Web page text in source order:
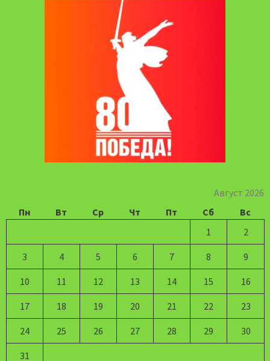
Август 2026
Пн
Вт Ср Чт Пт Сб
Вс
1
2
3 4 5 6 7 8 9
10 11 12 13 14 15 16
17 18 19 20 21 22 23
24 25 26 27 28 29 30
31